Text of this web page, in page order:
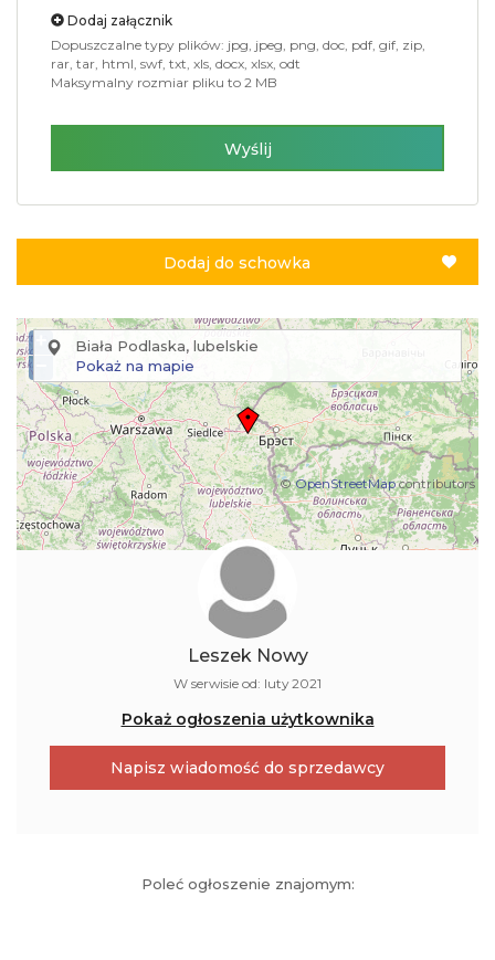
Dodaj załącznik
Dopuszczalne typy plików: jpg, jpeg, png, doc, pdf, gif, zip,
rar, tar, html, swf, txt, xls, docx, xlsx, odt
Maksymalny rozmiar pliku to 2 MB
Wyślij
Dodaj do schowka
©OpenStreetMapcontributors
Biała Podlaska, lubelskie
Pokaż na mapie
Leszek Nowy
W serwisie od: luty 2021
Pokaż ogłoszenia użytkownika
Napisz wiadomość do sprzedawcy
Poleć ogłoszenie znajomym: